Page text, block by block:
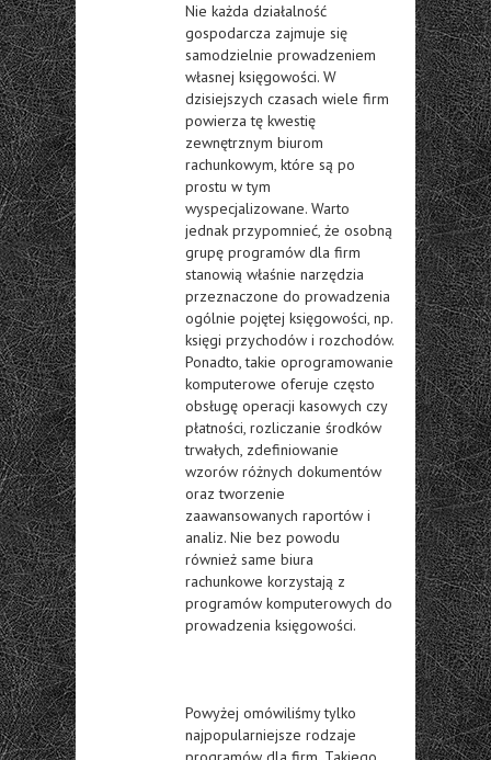
Nie każda działalność
gospodarcza zajmuje się
samodzielnie prowadzeniem
własnej księgowości. W
dzisiejszych czasach wiele firm
powierza tę kwestię
zewnętrznym biurom
rachunkowym, które są po
prostu w tym
wyspecjalizowane. Warto
jednak przypomnieć, że osobną
grupę programów dla firm
stanowią właśnie narzędzia
przeznaczone do prowadzenia
ogólnie pojętej księgowości, np.
księgi przychodów i rozchodów.
Ponadto, takie oprogramowanie
komputerowe oferuje często
obsługę operacji kasowych czy
płatności, rozliczanie środków
trwałych, zdefiniowanie
wzorów różnych dokumentów
oraz tworzenie
zaawansowanych raportów i
analiz. Nie bez powodu
również same biura
rachunkowe korzystają z
programów komputerowych do
prowadzenia księgowości.
Powyżej omówiliśmy tylko
najpopularniejsze rodzaje